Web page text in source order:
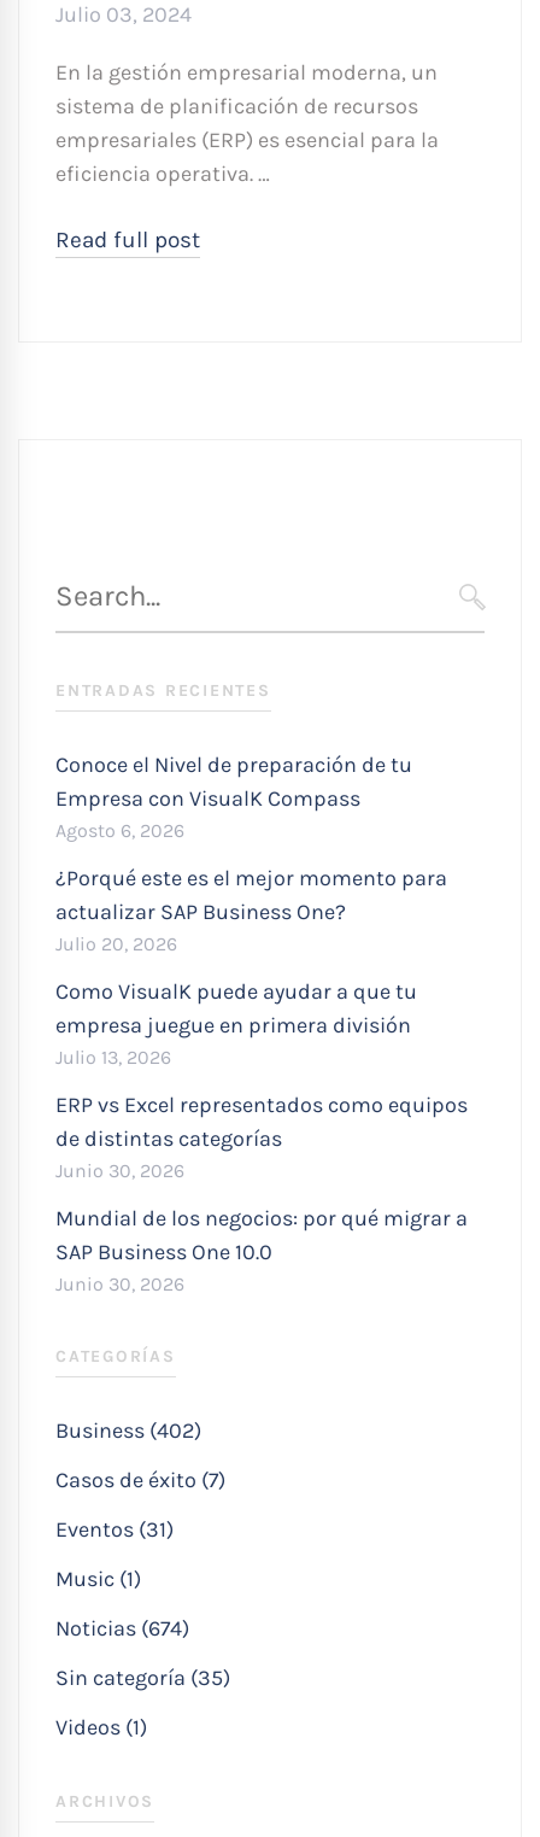
Julio 03, 2024
En la gestión empresarial moderna, un
sistema de planificación de recursos
empresariales (ERP) es esencial para la
eficiencia operativa. …
Read full post
para
ENTRADAS RECIENTES
Conoce el Nivel de preparación de tu
Empresa con VisualK Compass
Agosto 6, 2026
¿Porqué este es el mejor momento para
actualizar SAP Business One?
Julio 20, 2026
Como VisualK puede ayudar a que tu
empresa juegue en primera división
Julio 13, 2026
ERP vs Excel representados como equipos
de distintas categorías
Junio 30, 2026
Mundial de los negocios: por qué migrar a
SAP Business One 10.0
Junio 30, 2026
CATEGORÍAS
Business (402)
Casos de éxito (7)
Eventos (31)
Music (1)
Noticias (674)
Sin categoría (35)
Videos (1)
ARCHIVOS